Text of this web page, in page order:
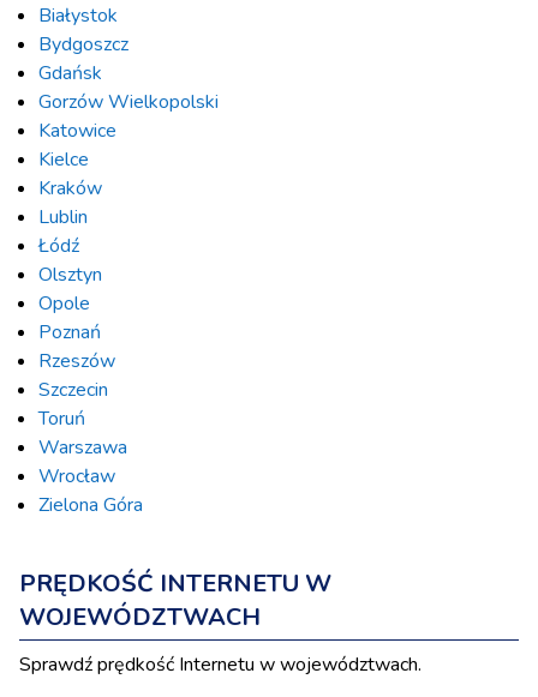
Białystok
Bydgoszcz
Gdańsk
Gorzów Wielkopolski
Katowice
Kielce
Kraków
Lublin
Łódź
Olsztyn
Opole
Poznań
Rzeszów
Szczecin
Toruń
Warszawa
Wrocław
Zielona Góra
PRĘDKOŚĆ INTERNETU W
WOJEWÓDZTWACH
Sprawdź prędkość Internetu w województwach.